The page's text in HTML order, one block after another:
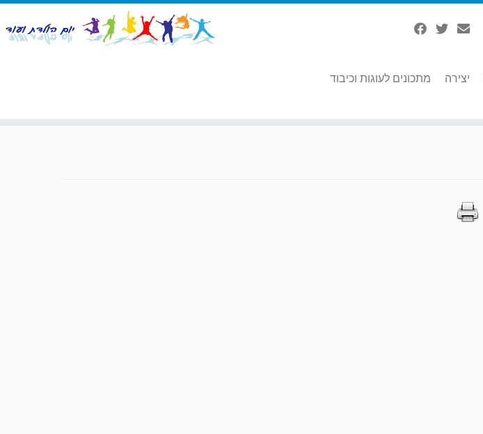
יצירה
מתכונים לעוגות וכיבוד